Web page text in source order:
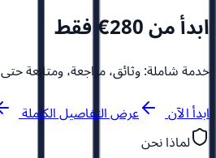
ابدأ من 280€ فقط
خدمة شاملة: وثائق، مراجعة، ومتابعة
ابدأ الآن
عرض التفاصيل الكاملة
لماذا نحن